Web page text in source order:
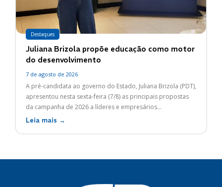
Destaques
Juliana Brizola propõe educação como motor
do desenvolvimento
7 de agosto de 2026
A pré-candidata ao governo do Estado, Juliana Brizola (PDT),
apresentou nesta sexta-feira (7/8) as principais propostas
da campanha de 2026 a líderes e empresários...
Leia mais →